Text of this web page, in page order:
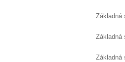
Základná
Základná
Základná